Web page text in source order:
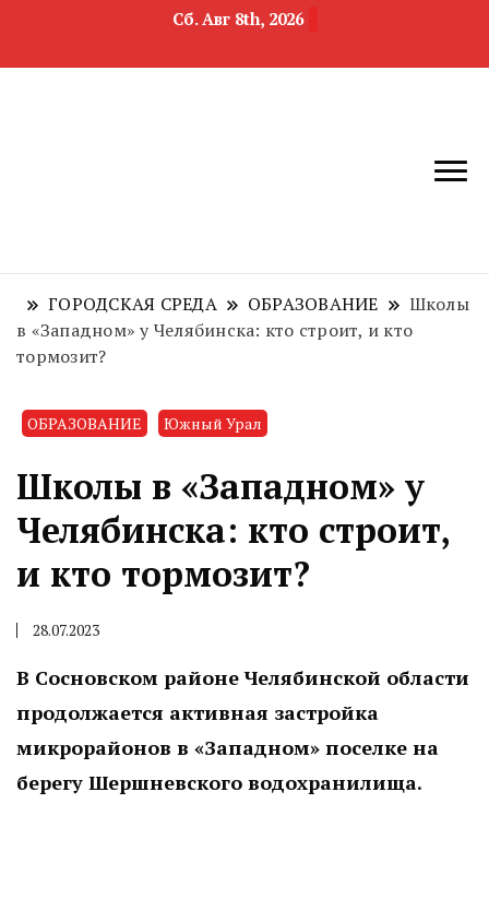
Сб. Авг 8th, 2026
область
недвижимости
ГОРОДСКАЯ СРЕДА ОБРАЗОВАНИЕ
Школы
в «Западном» у Челябинска: кто строит, и кто
тормозит?
ОБРАЗОВАНИЕ Южный Урал
Школы в «Западном» у
Челябинска: кто строит,
и кто тормозит?
28.07.2023
В Сосновском районе Челябинской области
продолжается активная застройка
микрорайонов в «Западном» поселке на
берегу Шершневского водохранилища.